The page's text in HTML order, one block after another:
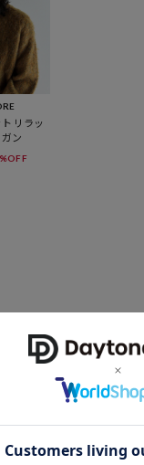
リラッ
ン